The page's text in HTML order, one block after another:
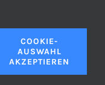
UG
COOKIE-
AUSWAHL
AKZEPTIEREN